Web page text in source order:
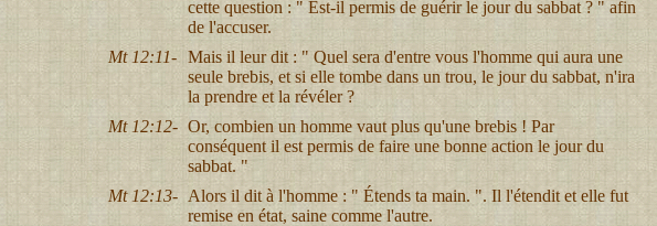
cette question : " Est-il permis de guérir le jour du sabbat ? " afin
de l'accuser.
Mt 12:11- Mais il leur dit : " Quel sera d'entre vous l'homme qui aura une
seule brebis, et si elle tombe dans un trou, le jour du sabbat, n'ira
la prendre et la révéler ?
Mt 12:12- Or, combien un homme vaut plus qu'une brebis ! Par
conséquent il est permis de faire une bonne action le jour du
sabbat. "
Mt 12:13- Alors il dit à l'homme : " Étends ta main. ". Il l'étendit et elle fut
remise en état, saine comme l'autre.